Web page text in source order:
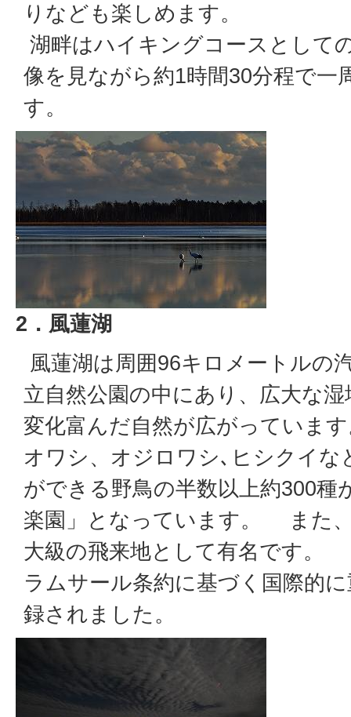
りなども楽しめます。
湖畔はハイキングコースとして
像を見ながら約1時間30分程で一
す。
2．風蓮湖
風蓮湖は周囲96キロメートルの
立自然公園の中にあり、広大な
変化富んだ自然が広がっていま
オワシ、オジロワシ､ヒシクイな
ができる野鳥の半数以上約300種
楽園」となっています。 また
大級の飛来地として有名です。
ラムサール条約に基づく国際的
録されました。